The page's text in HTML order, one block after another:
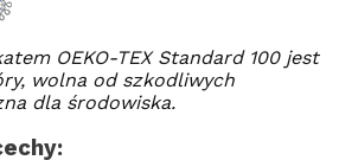
OEKO-TEX Standard 100 jest
wolna od szkodliwych
dla środowiska.